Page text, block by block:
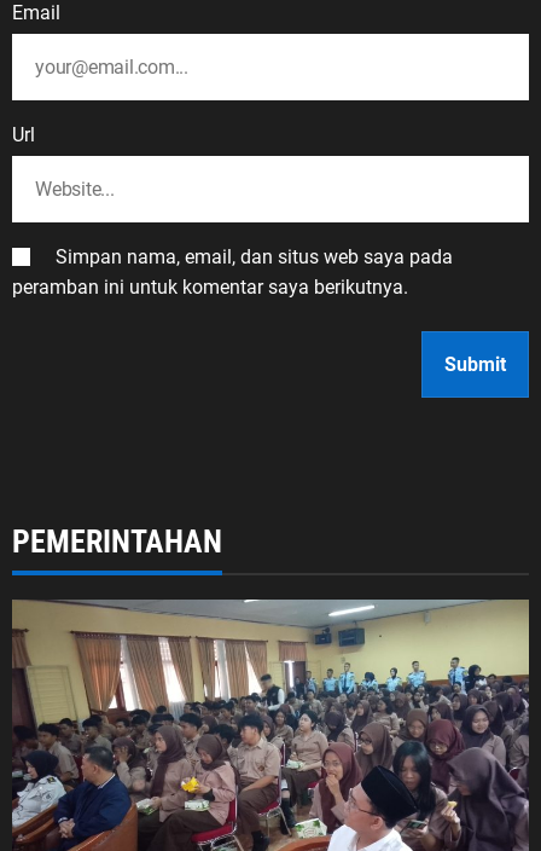
Email
Url
Simpan nama, email, dan situs web saya pada
peramban ini untuk komentar saya berikutnya.
PEMERINTAHAN